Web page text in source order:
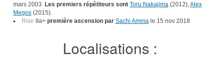
mars 2003. Les premiers répétiteurs sont Toru Nakajima (2012),Alex
Megos (2015).
Rise 9a+ première ascension par Sachi Amma le 15 nov 2018
Localisations :